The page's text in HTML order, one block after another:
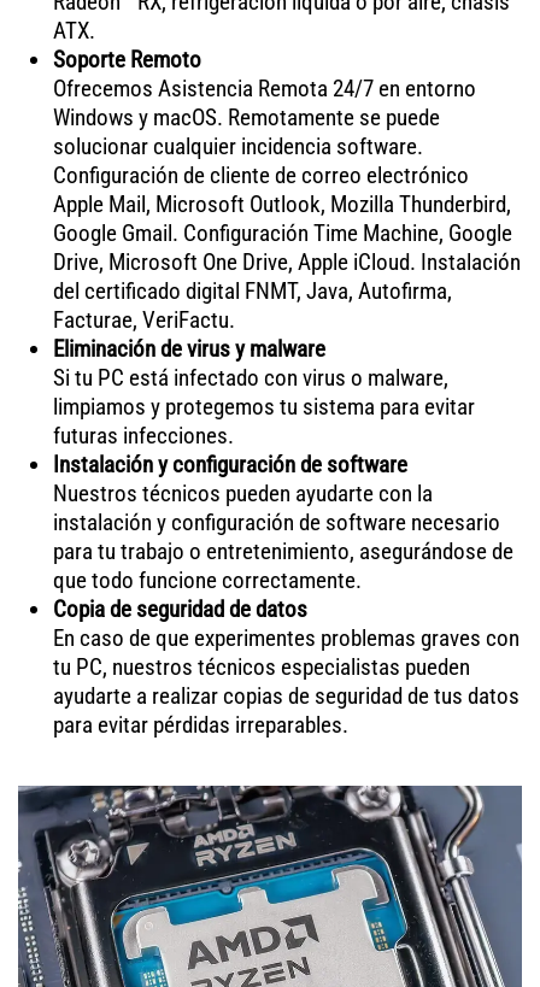
ATX.
Soporte Remoto
Ofrecemos Asistencia Remota 24/7 en entorno
Windows y macOS. Remotamente se puede
solucionar cualquier incidencia software.
Configuración de cliente de correo electrónico
Apple Mail, Microsoft Outlook, Mozilla Thunderbird,
Google Gmail. Configuración Time Machine, Google
Drive, Microsoft One Drive, Apple iCloud. Instalación
del certificado digital FNMT, Java, Autofirma,
Facturae, VeriFactu.
Eliminación de virus y malware
Si tu PC está infectado con virus o malware,
limpiamos y protegemos tu sistema para evitar
futuras infecciones.
Instalación y configuración de software
Nuestros técnicos pueden ayudarte con la
instalación y configuración de software necesario
para tu trabajo o entretenimiento, asegurándose de
que todo funcione correctamente.
Copia de seguridad de datos
En caso de que experimentes problemas graves con
tu PC, nuestros técnicos especialistas pueden
ayudarte a realizar copias de seguridad de tus datos
para evitar pérdidas irreparables.